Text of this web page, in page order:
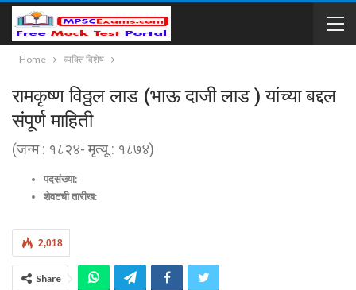
Home व्यक्ति विशेष
रामकृष्ण विठ्ठल लाड (भाऊ दाजी लाड ) यांच्या बद्दल
संपूर्ण माहिती
(जन्म : १८२४- मृत्यू : १८७४)
पदसंख्या:
शेवटची तारीख:
2,018
Share